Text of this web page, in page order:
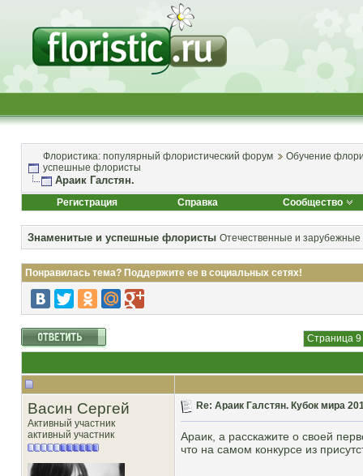
Флористика: популярный флористический форум
Обучение
успешные флористы
Араик Галстян.
Регистрация Справка Сообщество
Знаменитые и успешные флористы Отечественные и
Понравилась тема? Поддержите ее в социальных сетях!
Страница 9
Васин Сергей
Активный участник
активный участник
Re: Араик Галстян. Кубок мира
Араик, а расскажите о своей
что на самом конкурсе из